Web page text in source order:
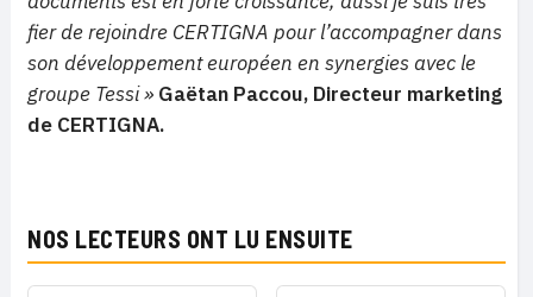
fier de rejoindre CERTIGNA pour l’accompagner dans
son développement européen en synergies avec le
groupe Tessi » Gaëtan Paccou, Directeur marketing
de CERTIGNA.
NOS LECTEURS ONT LU ENSUITE